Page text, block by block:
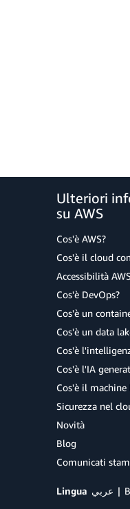
Ulteriori
su AWS
Cos'è AWS?
Cos'è il cloud
Accessibilità
Cos'è DevOps?
Cos'è un
Cos'è un data
Cos'è
Cos'è l'IA
Cos'è il machine
Sicurezza nel
Novità
Blog
Comunicati
Lingua عربي